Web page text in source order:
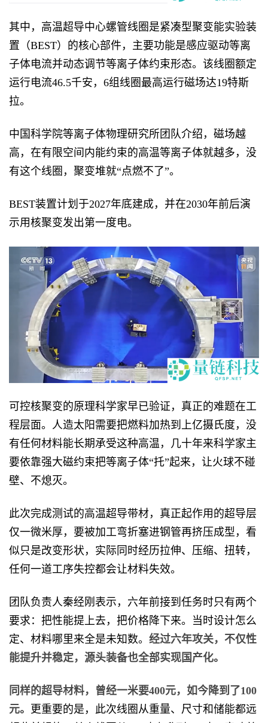
其中，高温超导中心螺管线圈是紧凑型聚变能实验装
置（BEST）的核心部件，主要功能是感应驱动等离
子体电流并动态调节等离子体约束形态。该线圈额定
运行电流46.5千安，6组线圈最高运行磁场达19特斯
拉。
中国科学院等离子体物理研究所团队介绍，磁场越
高，在有限空间内能约束的高温等离子体就越多，没
有这个线圈，聚变堆就“点燃不了”。
BEST装置计划于2027年底建成，并在2030年前后演
示用核聚变发出第一度电。
可控核聚变的原理科学家早已验证，真正的难题在工
程层面。人造太阳需要把燃料加热到上亿摄氏度，没
有任何材料能长期承受这种高温，几十年来科学家主
要依靠强大磁约束把等离子体“托”起来，让火球不碰
壁、不熄灭。
此次完成测试的高温超导带材，真正起作用的超导层
仅一微米厚，要被加工弯折塞进钢管再挤压成型，看
似只是改变形状，实际同时经历拉伸、压缩、扭转，
任何一道工序失控都会让材料失效。
团队负责人秦经刚表示，六年前接到任务时只有两个
要求：把性能提上去，把价格降下来。当时设计怎么
定、材料哪里来全是未知数。 经过六年攻关，不仅性
能提升并稳定，源头装备也全部实现国产化。
同样的超导材料，曾经一米要400元，如今降到了100
元。 更重要的是，此次线圈从重量、尺寸和储能都远